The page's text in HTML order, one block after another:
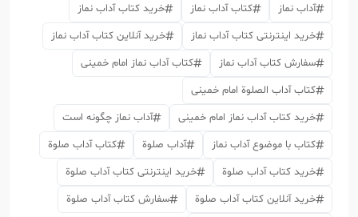
آداب نماز کتاب آداب نماز
خرید کتاب آداب نماز
خرید اینترنتی کتاب آداب نماز
خرید آنلاین کتاب آداب نماز
سفارش کتاب آداب نماز
کتاب آداب نماز امام خمینی
کتاب آداب الصلوة امام خمینی
خرید کتاب آداب نماز امام خمینی
آداب نماز چگونه است
کتاب با موضوع آداب نماز
آداب صلوة
کتاب آداب صلوة
خرید کتاب آداب صلوة
خرید اینترنتی کتاب آداب صلوة
خرید آنلاین کتاب آداب صلوة
سفارش کتاب آداب صلوة